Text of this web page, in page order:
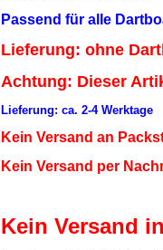
Passend für alle
Lieferung: ohne
Achtung: Dieser
Lieferung: ca. 2-4 Werktage
Kein Versand an
Kein Versand per
Kein Versand